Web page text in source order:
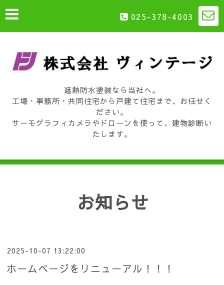
025-378-4003
遮熱防水塗装なら当社へ。
工場・事務所・共同住宅から戸建て住宅まで、お任せく
ださい。
サーモグラフィカメラやドローンを使って、建物診断い
たします。
お知らせ
2025-10-07 13:22:00
ホームページをリニューアル！！！